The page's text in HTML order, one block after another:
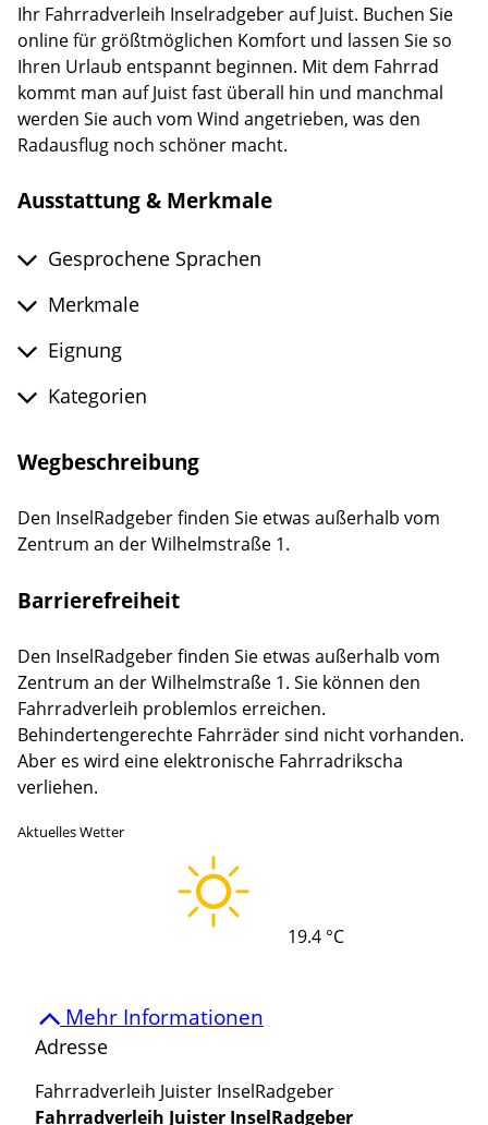
Aktuelles Wetter
19.4 °C
Ihr Fahrradverleih Inselradgeber auf Juist. Buchen Sie
online für größtmöglichen Komfort und lassen Sie so
Ihren Urlaub entspannt beginnen. Mit dem Fahrrad
kommt man auf Juist fast überall hin und manchmal
werden Sie auch vom Wind angetrieben, was den
Radausflug noch schöner macht.
Ausstattung & Merkmale
Gesprochene Sprachen
Merkmale
Eignung
Kategorien
Wegbeschreibung
Den InselRadgeber finden Sie etwas außerhalb vom
Zentrum an der Wilhelmstraße 1.
Barrierefreiheit
Den InselRadgeber finden Sie etwas außerhalb vom
Zentrum an der Wilhelmstraße 1. Sie können den
Fahrradverleih problemlos erreichen.
Behindertengerechte Fahrräder sind nicht vorhanden.
Aber es wird eine elektronische Fahrradrikscha
verliehen.
Mehr Informationen
Adresse
Fahrradverleih Juister InselRadgeber
Fahrradverleih Juister InselRadgeber